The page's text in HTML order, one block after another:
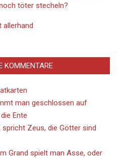
töter stecheln?
allerhand
KOMMENTARE
man geschlossen auf
Ente
spricht Zeus, die Götter sind
Grand spielt man Asse, oder